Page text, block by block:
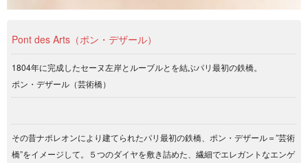
Pont des Arts（ポン・デザール）
1804年に完成したセーヌ左岸とルーブルとを結ぶパリ最初の鉄橋。
ポン・デザール（芸術橋）
その昔ナポレオンにより建てられたパリ最初の鉄橋、ポン・デザール＝”芸術
橋”をイメージして。５つのダイヤを敷き詰めた、繊細でエレガントなエンゲ